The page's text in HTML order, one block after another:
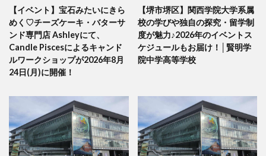
【イベント】宝石みたいにきら
めく♡チーズケーキ・バターサ
ンド専門店 Ashleyにて、
Candle Piscesによるキャンド
ルワークショップが2026年8月
24日(月)に開催！
【堺市堺区】関西学院大学系属
校の学びや独自の探究・留学制
度が魅力♪2026年のイベントス
ケジュールもお届け！│賢明学
院中学高等学校